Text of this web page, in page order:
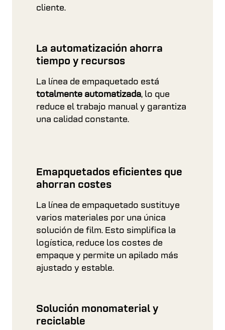
cliente.
La automatización ahorra
tiempo y recursos
La línea de empaquetado está
totalmente automatizada, lo que
reduce el trabajo manual y garantiza
una calidad constante.
Emapquetados eficientes que
ahorran costes
La línea de empaquetado sustituye
varios materiales por una única
solución de film. Esto simplifica la
logística, reduce los costes de
empaque y permite un apilado más
ajustado y estable.
Solución monomaterial y
reciclable